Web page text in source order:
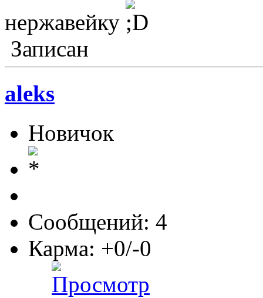
нержавейку
Записан
aleks
Новичок
Сообщений: 4
Карма: +0/-0